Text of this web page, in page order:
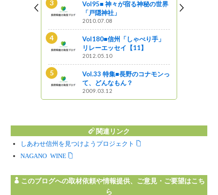
Vol95■ 神々が宿る神秘の世界
「戸隠神社」
2010.07.08
Vol180■信州「しゃべり手」
リレーエッセイ【11】
2012.05.10
Vol.33 特集■長野のコナモンっ
て、どんなもん？
2009.03.12
関連リンク
しあわせ信州を見つけようプロジェクト
NAGANO WINE
このブログへの取材依頼や情報提供、ご意見・ご要望はこち
ら